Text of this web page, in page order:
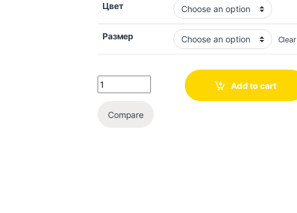
Цвет
Размер Clear
Add to cart
Compare